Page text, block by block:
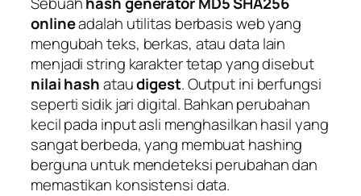
onlineadalah utilitas berbasis web yang
mengubah teks, berkas, atau data lain
menjadi string karakter tetap yang disebut
nilai hashataudigest. Output ini berfungsi
seperti sidik jari digital. Bahkan perubahan
kecil pada input asli menghasilkan hasil yang
sangat berbeda, yang membuat hashing
berguna untuk mendeteksi perubahan dan
memastikan konsistensi data.